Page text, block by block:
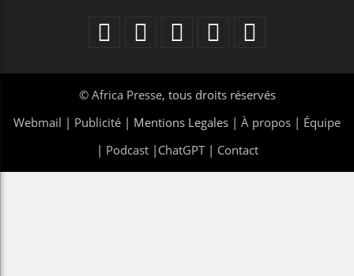
© Africa Presse, tous droits réservés
Webmail | Publicité | Mentions Legales | À propos | Équipe
| Podcast| ChatGPT| Contact